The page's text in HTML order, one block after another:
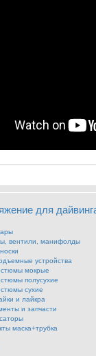
для
вентили, манифолды
устройства
мокрые
полусухие
сухие
и лайкра
и запчасти
маска+трубка